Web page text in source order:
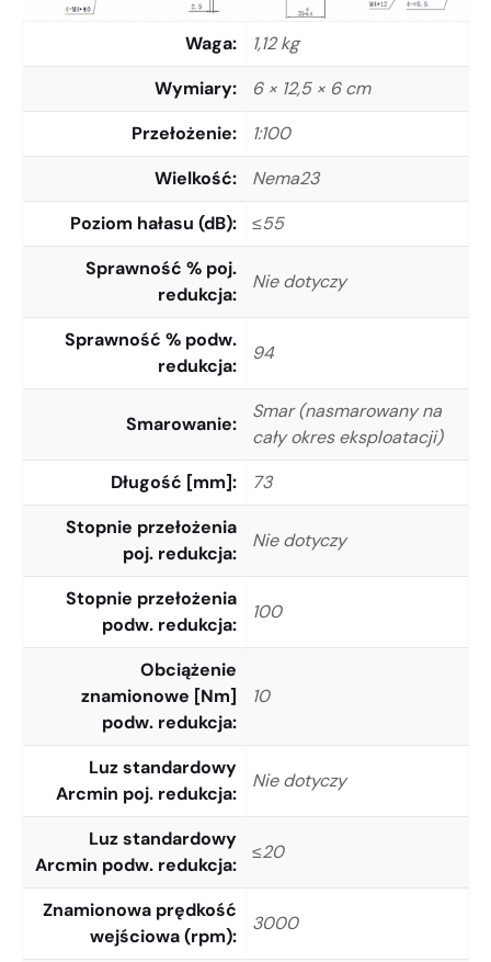
Waga
1,12 kg
Wymiary
6 × 12,5 × 6 cm
Przełożenie
1:100
Wielkość
Nema23
Poziom hałasu (dB)
≤55
Sprawność % poj.
redukcja
Nie dotyczy
Sprawność % podw.
redukcja
94
Smarowanie
Smar (nasmarowany na
cały okres eksploatacji)
Długość [mm]
73
Stopnie przełożenia
poj. redukcja
Nie dotyczy
Stopnie przełożenia
podw. redukcja
100
Obciążenie
znamionowe [Nm]
podw. redukcja
10
Luz standardowy
Arcmin poj. redukcja
Nie dotyczy
Luz standardowy
Arcmin podw. redukcja
≤20
Znamionowa prędkość
wejściowa (rpm)
3000